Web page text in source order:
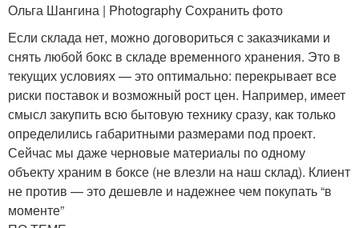
Ольга Шангина | Photography Сохранить фото
Если склада нет, можно договориться с заказчиками и
снять любой бокс в складе временного хранения. Это в
текущих условиях — это оптимально: перекрывает все
риски поставок и возможный рост цен. Например, имеет
смысл закупить всю бытовую технику сразу, как только
определились габаритными размерами под проект.
Сейчас мы даже черновые материалы по одному
объекту храним в боксе (не влезли на наш склад). Клиент
не против — это дешевле и надежнее чем покупать “в
моменте”